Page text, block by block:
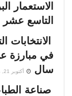
الاستعمار
التاسع عشر
في مبارزة
سال
أكتوبر 21, 2024
صناعة